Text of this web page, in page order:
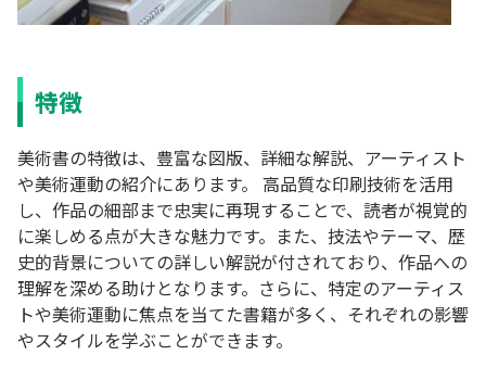
特徴
美術書の特徴は、豊富な図版、詳細な解説、アーティスト
や美術運動の紹介にあります。 高品質な印刷技術を活用
し、作品の細部まで忠実に再現することで、読者が視覚的
に楽しめる点が大きな魅力です。また、技法やテーマ、歴
史的背景についての詳しい解説が付されており、作品への
理解を深める助けとなります。さらに、特定のアーティス
トや美術運動に焦点を当てた書籍が多く、それぞれの影響
やスタイルを学ぶことができます。